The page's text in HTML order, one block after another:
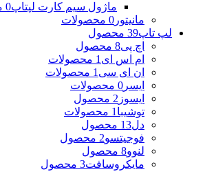
ماژول سیم کارت لپتاپ0 محصولات
مانیتور 0 محصولات
لپ تاپ39 محصول
اچ پی8 محصول
ام اس ای 1 محصولات
ان ای سی 1 محصولات
ایسر 0 محصولات
ایسوز 2 محصول
توشیبا 1 محصولات
دل13 محصول
فوجیتسو2 محصول
لنوو8 محصول
مایکروسافت3 محصول